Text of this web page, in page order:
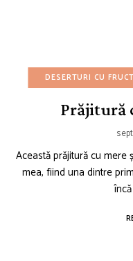
DESERTURI CU
Prăjitură
Această prăjitură cu mere
mea, fiind una dintre